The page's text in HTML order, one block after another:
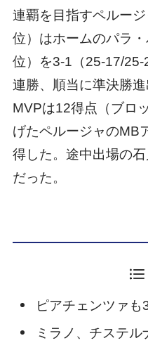
連覇を目指すペルー
位）はホームのパラ
位）を3-1（25-17/
連勝、順当に準決勝
MVPは12得点（ブロ
げたペルージャのMB
得した。途中出場の
だった。
ピアチェンツァも
ミラノ、チステル